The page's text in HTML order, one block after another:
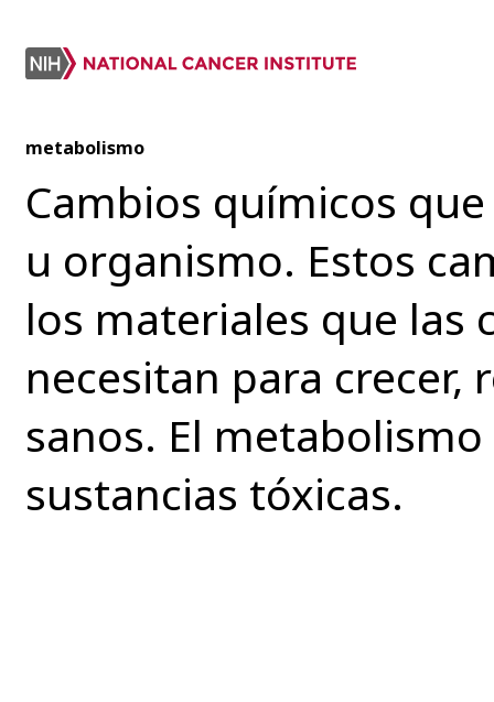
metabolismo
Cambios químicos
u organismo. Estos
los materiales que las
necesitan para
sanos. El
sustancias tóxicas.